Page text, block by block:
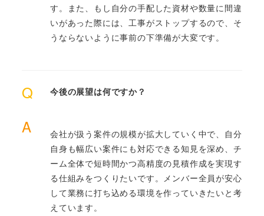
す。また、もし自分の手配した資材や数量に間違
いがあった際には、工事がストップするので、そ
うならないように事前の下準備が大変です。
Q 今後の展望は何ですか？
A
会社が扱う案件の規模が拡大していく中で、自分
自身も幅広い案件にも対応できる知見を深め、チ
ーム全体で短時間かつ高精度の見積作成を実現す
る仕組みをつくりたいです。メンバー全員が安心
して業務に打ち込める環境を作っていきたいと考
えています。